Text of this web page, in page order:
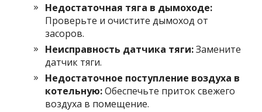
Недостаточная тяга в дымоходе:
Проверьте и очистите дымоход от
засоров.
Неисправность датчика тяги:Замените
датчик тяги.
Недостаточное поступление воздуха в
котельную:Обеспечьте приток свежего
воздуха в помещение.